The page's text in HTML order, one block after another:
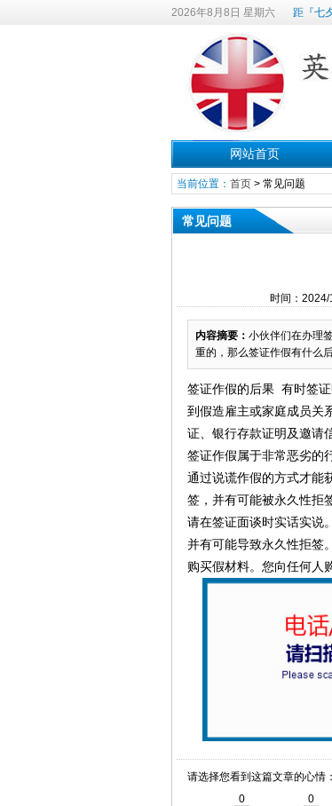
2026年8月8日 星期六 距『七
网站首页
当前位置： 首页> 常见问题
常见问题
时间：
内容摘要： 小伙伴们在办理
重的，那么签证作假有什么
签证作假的后果 有时签
到假造雇主或家庭成员关
证、银行存款证明及邀请
签证作假属于非常恶劣的
通过说谎作假的方式才能
签，并有可能被永久性拒签
请在签证面谈时实话实说
并有可能导致永久性拒签
购买假材料。您向任何人
请选择您看到这篇文章的心情
0
0